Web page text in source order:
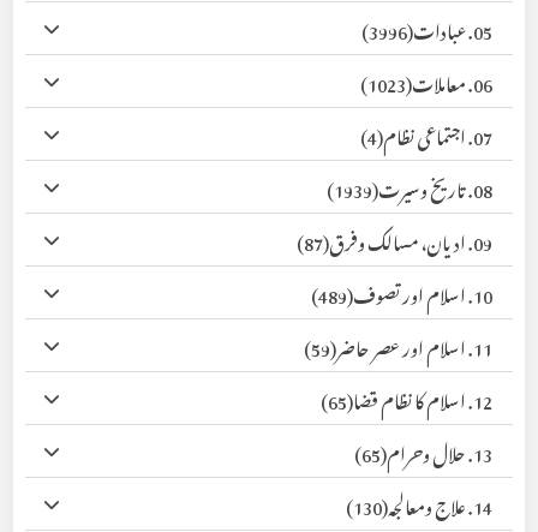
05. عبادات
(3996)
06. معاملات
(1023)
07. اجتماعی نظام
(4)
08. تاریخ وسیرت
(1939)
09. ادیان، مسالک وفرق
(87)
10. اسلام اور تصوف
(489)
11. اسلام اور عصر حاضر
(59)
12. اسلام کا نظام قضا
(65)
13. حلال وحرام
(65)
14. علاج ومعالجہ
(130)